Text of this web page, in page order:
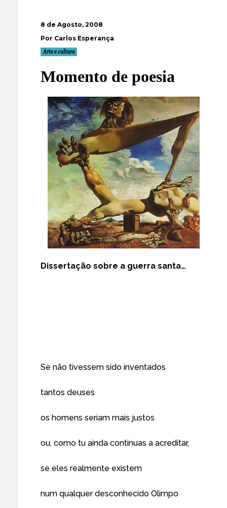
8 de Agosto, 2008
Por Carlos Esperança
Arte e cultura
Momento de poesia
Dissertação sobre a guerra santa…
Se não tivessem sido inventados
tantos deuses
os homens seriam mais justos
ou, como tu ainda continuas a acreditar,
se eles realmente existem
num qualquer desconhecido Olimpo